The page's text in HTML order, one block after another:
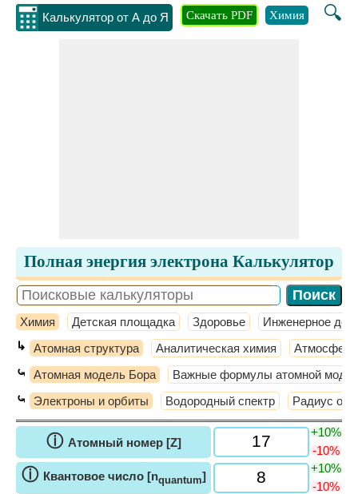
Калькулятор от А до Я 🔍
Скачать PDF Химия
Полная энергия электрона Калькулятор
Химия Детская площадка Здоровье Инженерное
↳ Атомная структура Аналитическая химия
⤿ Атомная модель Бора Важные формулы атомной
⤿ Электроны и орбиты Водородный спектр Радиус
ⓘ Атомный номер [Z]
+10%
-10%
ⓘ Квантовое число [nquantum]
+10%
-10%